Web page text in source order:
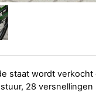
staat wordt
28